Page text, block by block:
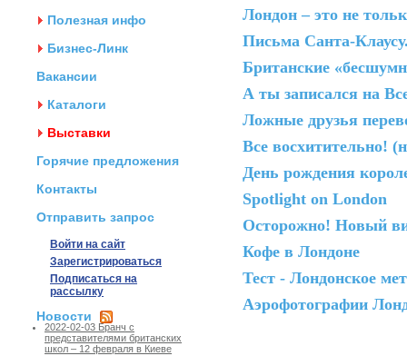
Полезная инфо
Бизнес-Линк
Вакансии
Каталоги
Выставки
Горячие предложения
Контакты
Отправить запрос
Войти на сайт
Зарегистрироваться
Подписаться на
рассылку
Новости
2022-02-03 Бранч с
представителями британских
школ – 12 февраля в Киеве
Лондон – это не
Письма Санта-
Британские
А ты записался на
Ложные друзья
Все восхитительно!
День рождения
Spotlight on London
Осторожно! Новый
Кофе в Лондоне
Тест - Лондонское
Аэрофотографии